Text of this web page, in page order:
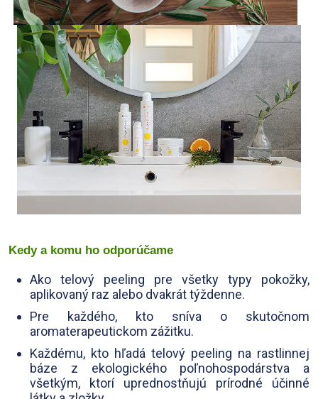
Kedy a komu ho odporúčame
Ako telový peeling pre všetky typy pokožky,
aplikovaný raz alebo dvakrát týždenne.
Pre každého, kto sníva o skutočnom
aromaterapeutickom zážitku.
Každému, kto hľadá telový peeling na rastlinnej
báze z ekologického poľnohospodárstva a
všetkým, ktorí uprednostňujú prírodné účinné